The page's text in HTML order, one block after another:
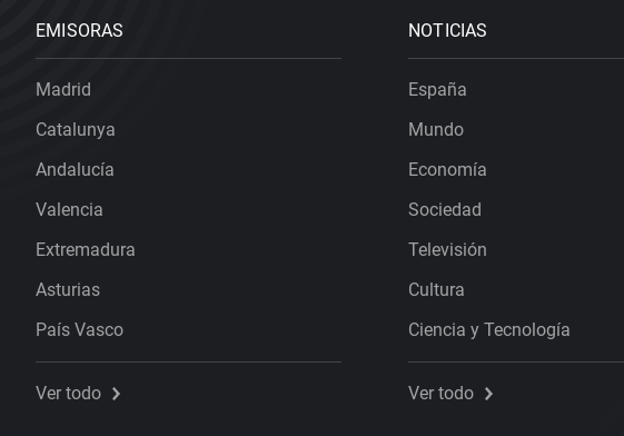
EMISORAS
Madrid
Catalunya
Andalucía
Valencia
Extremadura
Asturias
País Vasco
Ver todo
NOTICIAS
España
Mundo
Economía
Sociedad
Televisión
Cultura
Ciencia y Tecnología
Ver todo